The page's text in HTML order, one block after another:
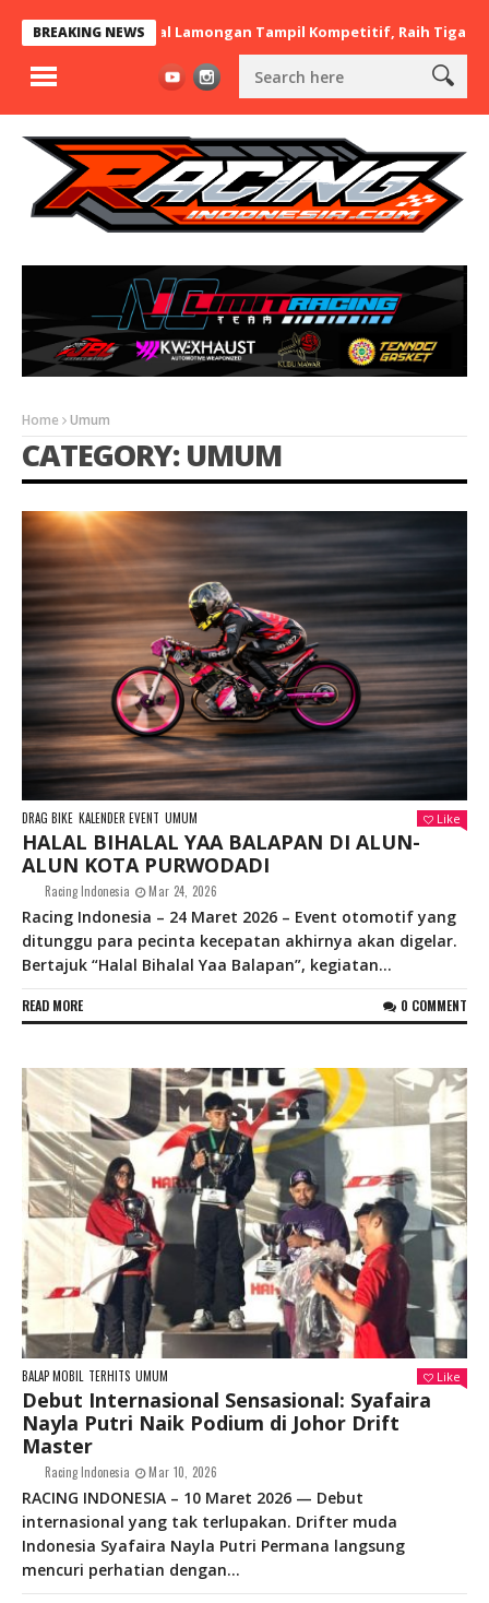
BREAKING NEWS
BaraBere Asal Lamongan Tampil Kompetitif, Raih Tiga Podium
Home Umum
CATEGORY: UMUM
DRAG BIKE KALENDER EVENT UMUM Like
HALAL BIHALAL YAA BALAPAN DI ALUN-
ALUN KOTA PURWODADI
Racing Indonesia Mar 24, 2026
Racing Indonesia – 24 Maret 2026 – Event otomotif yang
ditunggu para pecinta kecepatan akhirnya akan digelar.
Bertajuk “Halal Bihalal Yaa Balapan”, kegiatan...
READ MORE 0 COMMENT
BALAP MOBIL TERHITS UMUM Like
Debut Internasional Sensasional: Syafaira
Nayla Putri Naik Podium di Johor Drift
Master
Racing Indonesia Mar 10, 2026
RACING INDONESIA – 10 Maret 2026 — Debut
internasional yang tak terlupakan. Drifter muda
Indonesia Syafaira Nayla Putri Permana langsung
mencuri perhatian dengan...